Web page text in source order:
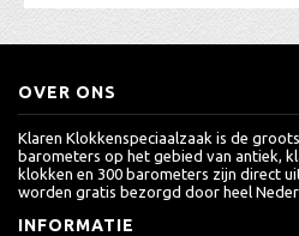
OVER ONS
Klaren Klokkenspeciaalzaak is de
barometers op het gebied van antiek,
klokken en 300 barometers zijn direct
worden gratis bezorgd door heel
INFORMATIE